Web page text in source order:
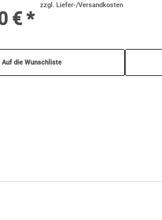
€ *
zzgl. Liefer-/Versandkosten
Auf die Wunschliste